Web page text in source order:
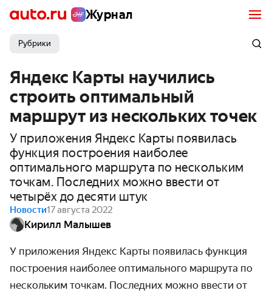
Журнал
Рубрики
Яндекс Карты научились
строить оптимальный
маршрут из нескольких точек
У приложения Яндекс Карты появилась
функция построения наиболее
оптимального маршрута по нескольким
точкам. Последних можно ввести от
четырёх до десяти штук
Новости17 августа 2022
Кирилл Малышев
У приложения Яндекс Карты появилась функция
построения наиболее оптимального маршрута по
нескольким точкам. Последних можно ввести от